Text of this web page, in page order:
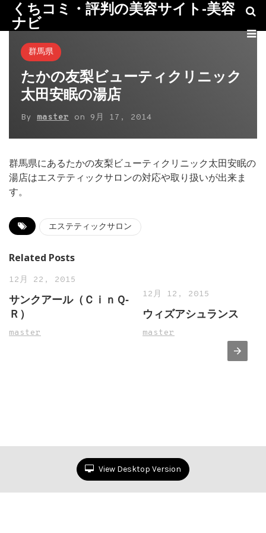
くちコミ・評判の美容サイト-美容
ナビ
群馬県
たかの友梨ビューティクリニック
太田安眠の湯店
By master on 9月 17, 2014
群馬県にあるたかの友梨ビューティクリニック太田安眠の
湯店はエステティックサロンの対応や取り扱いが出来ま
す。
エステティックサロン
Related Posts
12月 22, 2015
サンクアール（ＣｉｎＱ‐
Ｒ）
master
12月 12, 2015
ウィズアシュランス
master
View Desktop Version